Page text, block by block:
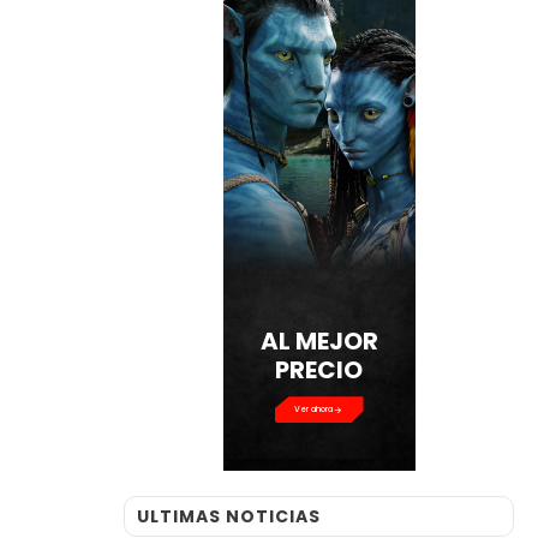
AL MEJOR
PRECIO
Ver ahora
ULTIMAS NOTICIAS